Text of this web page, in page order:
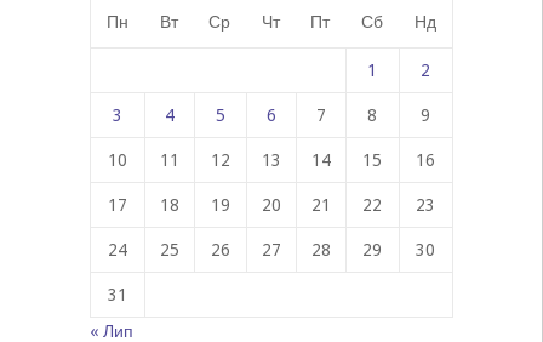
Пн Вт Ср Чт Пт Сб Нд
1 2
3 4 5 6 7 8 9
10 11 12 13 14 15 16
17 18 19 20 21 22 23
24 25 26 27 28 29 30
31
« Лип